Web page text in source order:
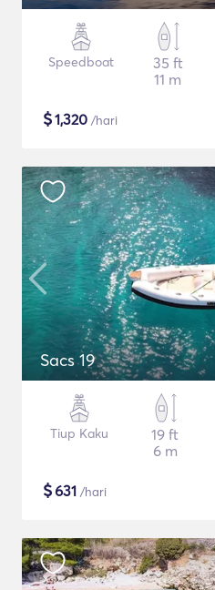
Speedboat
35 ft
11 m
$1,320 /hari
Sacs 19
Tiup Kaku
19 ft
6 m
$631 /hari